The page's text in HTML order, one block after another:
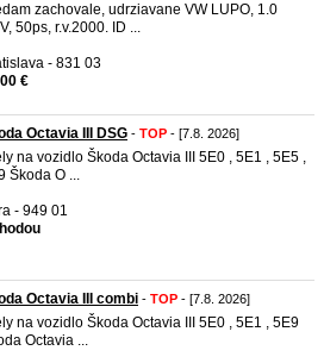
zachovale, udrziavane VW LUPO, 1.0
50ps, r.v.2000. ID ...
- 831 03
€
Octavia III DSG - TOP - [7.8. 2026]
na vozidlo Škoda Octavia III 5E0 , 5E1 , 5E5 ,
Škoda O ...
- 949 01
Octavia III combi - TOP - [7.8. 2026]
na vozidlo Škoda Octavia III 5E0 , 5E1 , 5E9
Octavia ...